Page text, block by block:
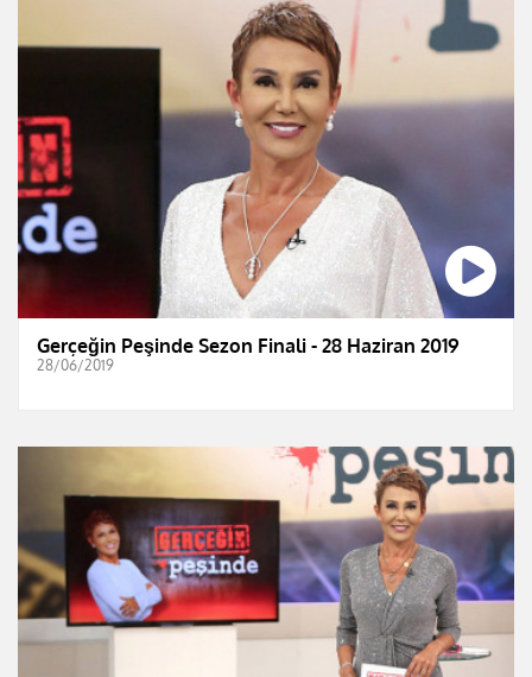
Gerçeğin Peşinde Sezon Finali - 28 Haziran 2019
28/06/2019